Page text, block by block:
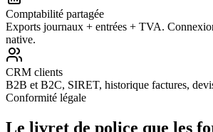
Comptabilité partagée
Exports journaux + entrées + TVA.
native.
CRM clients
B2B et B2C, SIRET, historique factures,
Conformité légale
Le livret de police que les